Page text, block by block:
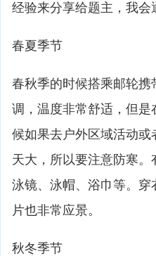
经验来分享给题主，我
春夏季节
春秋季的时候搭乘邮轮
调，温度非常舒适，但
候如果去户外区域活动
天大，所以要注意防寒
泳镜、泳帽、浴巾等。
片也非常应景。
秋冬季节